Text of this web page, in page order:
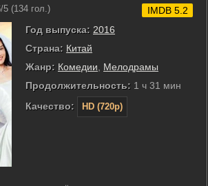
5 (134 гол.)
Год выпуска: 2016
Страна: Китай
Жанр: Комедии
Мелодрамы
Продолжительность: 1 ч 31 мин
Качество:
HD (720p)
IMDB 5.2